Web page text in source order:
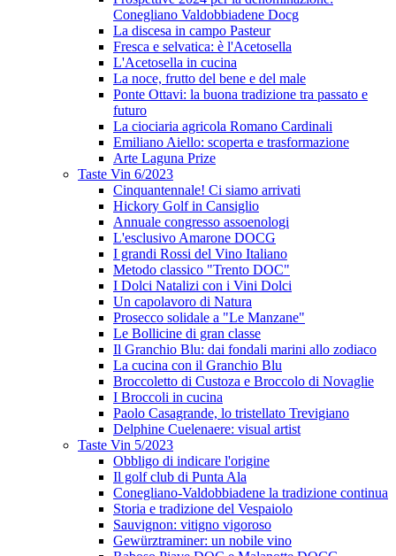
Conegliano Valdobbiadene Docg
La discesa in campo Pasteur
Fresca e selvatica: è l'Acetosella
L'Acetosella in cucina
La noce, frutto del bene e del male
Ponte Ottavi: la buona tradizione tra passato e
futuro
La ciociaria agricola Romano Cardinali
Emiliano Aiello: scoperta e trasformazione
Arte Laguna Prize
Taste Vin 6/2023
Cinquantennale! Ci siamo arrivati
Hickory Golf in Cansiglio
Annuale congresso assoenologi
L'esclusivo Amarone DOCG
I grandi Rossi del Vino Italiano
Metodo classico "Trento DOC"
I Dolci Natalizi con i Vini Dolci
Un capolavoro di Natura
Prosecco solidale a "Le Manzane"
Le Bollicine di gran classe
Il Granchio Blu: dai fondali marini allo zodiaco
La cucina con il Granchio Blu
Broccoletto di Custoza e Broccolo di Novaglie
I Broccoli in cucina
Paolo Casagrande, lo tristellato Trevigiano
Delphine Cuelenaere: visual artist
Taste Vin 5/2023
Obbligo di indicare l'origine
Il golf club di Punta Ala
Conegliano-Valdobbiadene la tradizione continua
Storia e tradizione del Vespaiolo
Sauvignon: vitigno vigoroso
Gewürztraminer: un nobile vino